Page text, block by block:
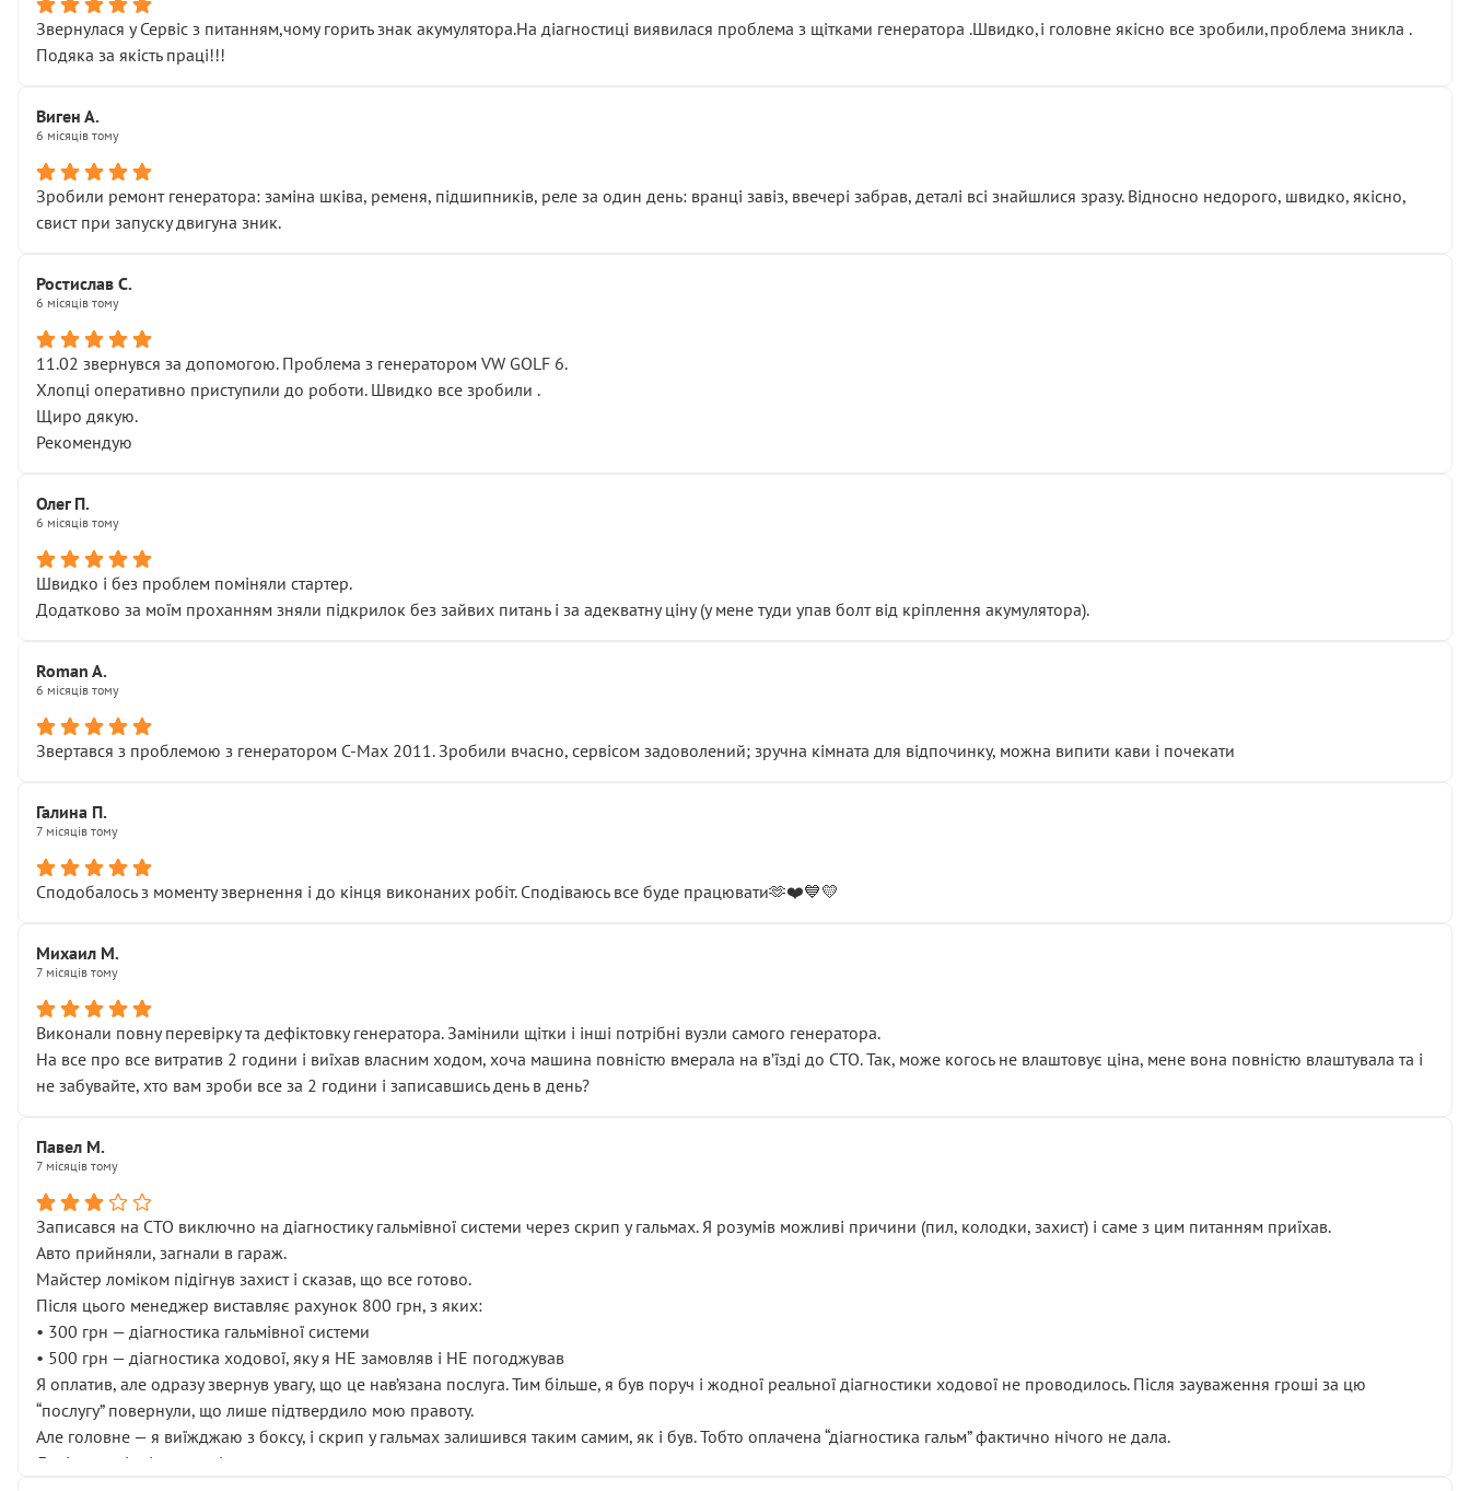
Звернулася у Сервіс з питанням,чому горить знак акумулятора.На діагностиці виявилася проблема з щітками генератора .Швидко,і головне якісно все зробили,проблема зникла .
Подяка за якість праці!!!
Виген А.
6 місяців тому
Зробили ремонт генератора: заміна шківа, ременя, підшипників, реле за один день: вранці завіз, ввечері забрав, деталі всі знайшлися зразу. Відносно недорого, швидко, якісно,
свист при запуску двигуна зник.
Ростислав С.
6 місяців тому
11.02 звернувся за допомогою. Проблема з генератором VW GOLF 6.
Хлопці оперативно приступили до роботи. Швидко все зробили .
Щиро дякую.
Рекомендую
Олег П.
6 місяців тому
Швидко і без проблем поміняли стартер.
Додатково за моїм проханням зняли підкрилок без зайвих питань і за адекватну ціну (у мене туди упав болт від кріплення акумулятора).
Roman A.
6 місяців тому
Звертався з проблемою з генератором C-Max 2011. Зробили вчасно, сервісом задоволений; зручна кімната для відпочинку, можна випити кави і почекати
Галина П.
7 місяців тому
Сподобалось з моменту звернення і до кінця виконаних робіт. Сподіваюсь все буде працювати🫶❤️💙💛
Михаил М.
7 місяців тому
Виконали повну перевірку та дефіктовку генератора. Замінили щітки і інші потрібні вузли самого генератора.
На все про все витратив 2 години і виїхав власним ходом, хоча машина повністю вмерала на вʼїзді до СТО. Так, може когось не влаштовує ціна, мене вона повністю влаштувала та і
не забувайте, хто вам зроби все за 2 години і записавшись день в день?
Павел М.
7 місяців тому
Записався на СТО виключно на діагностику гальмівної системи через скрип у гальмах. Я розумів можливі причини (пил, колодки, захист) і саме з цим питанням приїхав.
Авто прийняли, загнали в гараж.
Майстер ломіком підігнув захист і сказав, що все готово.
Після цього менеджер виставляє рахунок 800 грн, з яких:
• 300 грн — діагностика гальмівної системи
• 500 грн — діагностика ходової, яку я НЕ замовляв і НЕ погоджував
Я оплатив, але одразу звернув увагу, що це нав’язана послуга. Тим більше, я був поруч і жодної реальної діагностики ходової не проводилось. Після зауваження гроші за цю
“послугу” повернули, що лише підтвердило мою правоту.
Але головне — я виїжджаю з боксу, і скрип у гальмах залишився таким самим, як і був. Тобто оплачена “діагностика гальм” фактично нічого не дала.
Далі ситуація тільки погіршилась: